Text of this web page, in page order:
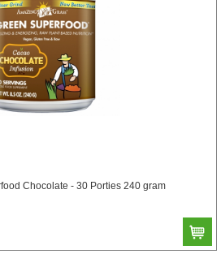
Chocolate - 30 Porties 240 gram